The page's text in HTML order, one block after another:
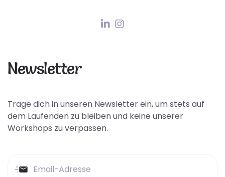
Newsletter
Trage dich in unseren Newsletter ein, um stets auf
dem Laufenden zu bleiben und keine unserer
Workshops zu verpassen.